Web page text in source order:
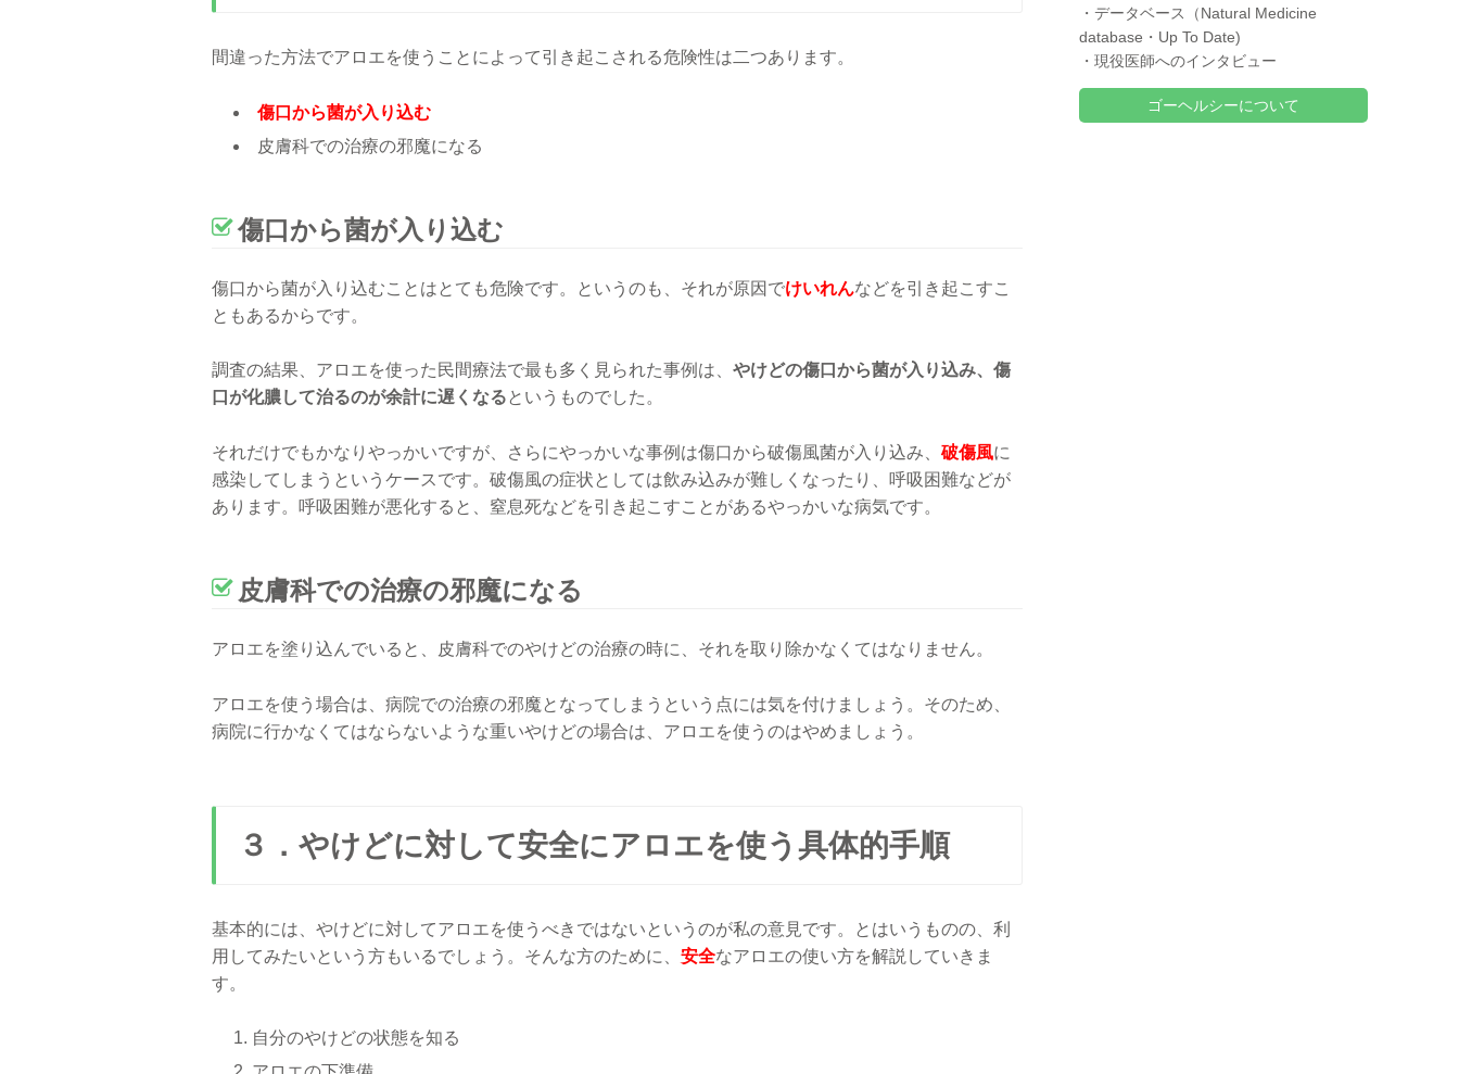
間違った方法でアロエを使うことによって引き起こされる危険性は二つあります。
傷口から菌が入り込む
皮膚科での治療の邪魔になる
傷口から菌が入り込む
傷口から菌が入り込むことはとても危険です。というのも、それが原因でけいれんなどを引き起こすこ
ともあるからです。
調査の結果、アロエを使った民間療法で最も多く見られた事例は、 やけどの傷口から菌が入り込み、傷
口が化膿して治るのが余計に遅くなる というものでした。
それだけでもかなりやっかいですが、さらにやっかいな事例は傷口から破傷風菌が入り込み、 破傷風に
感染してしまうというケースです。破傷風の症状としては飲み込みが難しくなったり、呼吸困難などが
あります。呼吸困難が悪化すると、窒息死などを引き起こすことがあるやっかいな病気です。
皮膚科での治療の邪魔になる
アロエを塗り込んでいると、皮膚科でのやけどの治療の時に、それを取り除かなくてはなりません。
アロエを使う場合は、病院での治療の邪魔となってしまうという点には気を付けましょう。そのため、
病院に行かなくてはならないような重いやけどの場合は、アロエを使うのはやめましょう。
３．やけどに対して安全にアロエを使う具体的手順
基本的には、やけどに対してアロエを使うべきではないというのが私の意見です。とはいうものの、利
用してみたいという方もいるでしょう。そんな方のために、 安全なアロエの使い方を解説していきま
す。
自分のやけどの状態を知る
・データベース（Natural Medicine
database・Up To Date)
・現役医師へのインタビュー
ゴーヘルシーについて